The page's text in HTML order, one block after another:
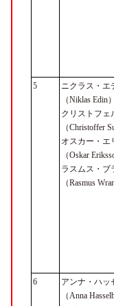
5
ニクラス・エ
（Niklas Edin）
クリストフェ
（Christoffer
オスカー・エ
（Oskar
ラスムス・ブ
（Rasmus
6
アンナ・ハッ
（Anna